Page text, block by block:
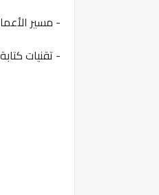
- مسير
- تقنيات